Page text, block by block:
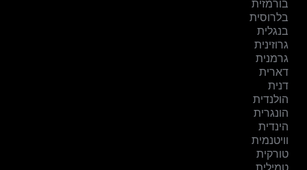
בורמזית
בלרוסית
בנגלית
גרוזינית
גרמנית
דארית
דנית
הולנדית
הונגרית
הינדית
וויטנמית
טורקית